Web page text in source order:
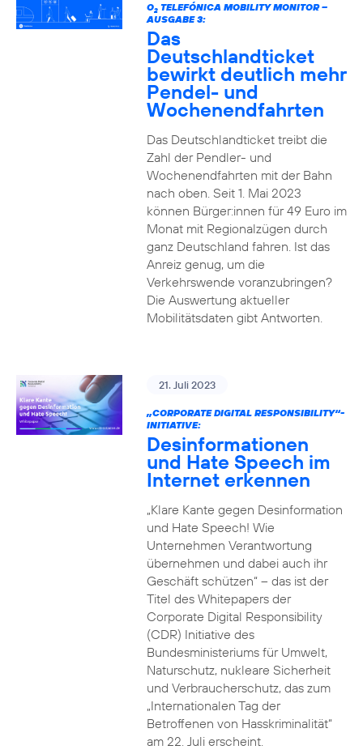
O2TELEFÓNICA MOBILITY MONITOR –
AUSGABE 3:
Das
Deutschlandticket
bewirkt deutlich mehr
Pendel- und
Wochenendfahrten
Das Deutschlandticket treibt die
Zahl der Pendler- und
Wochenendfahrten mit der Bahn
nach oben. Seit 1. Mai 2023
können Bürger:innen für 49 Euro im
Monat mit Regionalzügen durch
ganz Deutschland fahren. Ist das
Anreiz genug, um die
Verkehrswende voranzubringen?
Die Auswertung aktueller
Mobilitätsdaten gibt Antworten.
21. Juli 2023
„CORPORATE DIGITAL RESPONSIBILITY“-
INITIATIVE:
Desinformationen
und Hate Speech im
Internet erkennen
„Klare Kante gegen Desinformation
und Hate Speech! Wie
Unternehmen Verantwortung
übernehmen und dabei auch ihr
Geschäft schützen“ – das ist der
Titel des Whitepapers der
Corporate Digital Responsibility
(CDR) Initiative des
Bundesministeriums für Umwelt,
Naturschutz, nukleare Sicherheit
und Verbraucherschutz, das zum
„Internationalen Tag der
Betroffenen von Hasskriminalität“
am 22. Juli erscheint.